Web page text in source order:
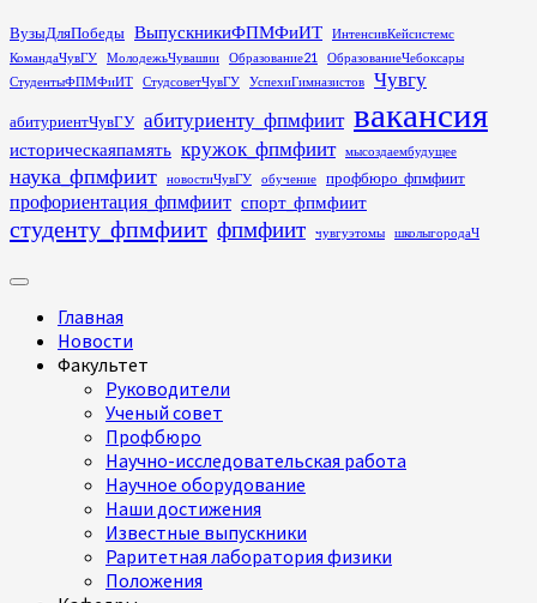
Перейти
к
содержимому
ВузыДляПобеды ВыпускникиФПМФиИТ
ИнтенсивКейсистемс
КомандаЧувГУ
МолодежьЧувашии Образование21
ОбразованиеЧебоксары
СтудентыФПМФиИТ
СтудсоветЧувГУ УспехиГимназистов Чувгу
абитуриентЧувГУ абитуриенту_фпмфиит вакансия
историческаяпамять кружок_фпмфиит мысоздаембудущее
наука_фпмфиит новостиЧувГУ обучение профбюро_фпмфиит
профориентация_фпмфиит спорт_фпмфиит
студенту_фпмфиит фпмфиит чувгуэтомы школыгородаЧ
Основное
Главная
Новости
Факультет
Руководители
Ученый совет
Профбюро
Научно-исследовательская работа
Научное оборудование
Наши достижения
Известные выпускники
Раритетная лаборатория физики
Положения